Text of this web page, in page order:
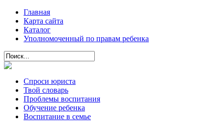
Главная
Карта сайта
Каталог
Уполномоченный по правам ребенка
Спроси юриста
Твой словарь
Проблемы воспитания
Обучение ребенка
Воспитание в семье